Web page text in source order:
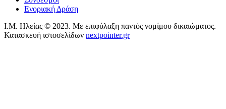
Ενοριακή Δράση
Ι.Μ. Ηλείας © 2023. Με επιφύλαξη παντός νομίμου δικαιώματος.
Κατασκευή ιστοσελίδων nextpointer.gr